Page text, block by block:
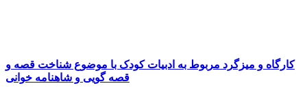
کارگاه و میزگرد مربوط به ادبیات کودک با موضوع شناخت قصه و
قصه گویی و شاهنامه خوانی